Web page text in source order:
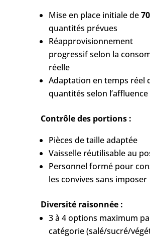
Mise en place initiale de
quantités prévues
Réapprovisionnement
progressif selon la
réelle
Adaptation en temps réel
quantités selon l’affluence
Contrôle des portions :
Pièces de taille adaptée
Vaisselle réutilisable au
Personnel formé pour
les convives sans imposer
Diversité raisonnée :
3 à 4 options maximum
catégorie (salé/sucré/